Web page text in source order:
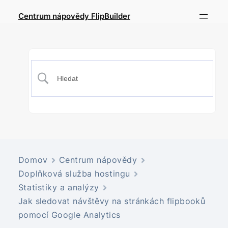
Centrum nápovědy FlipBuilder
Domov
Centrum nápovědy
Doplňková služba hostingu
Statistiky a analýzy
Jak sledovat návštěvy na stránkách flipbooků
pomocí Google Analytics